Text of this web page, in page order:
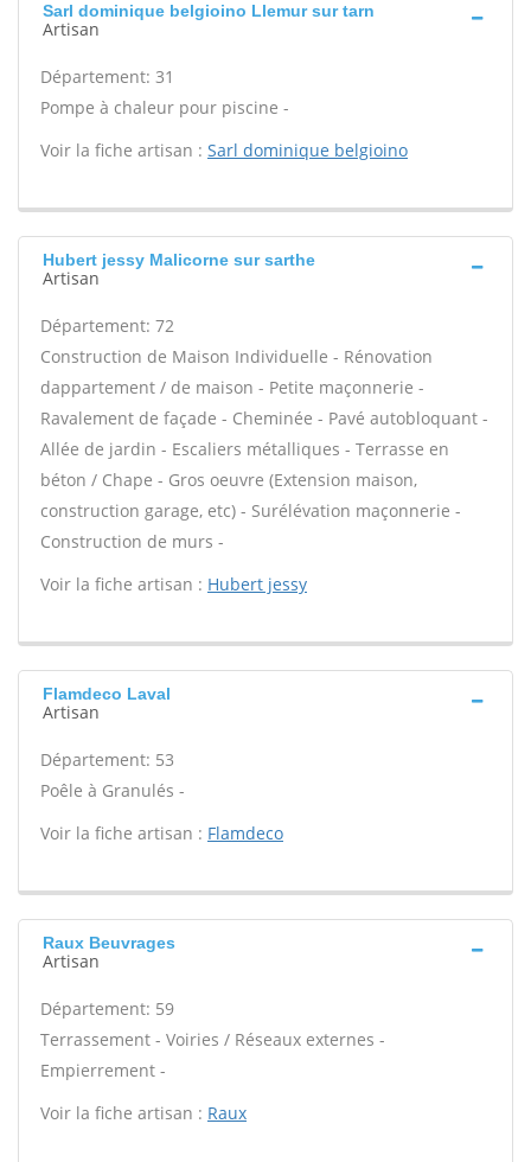
Sarl dominique belgioino Llemur sur tarn
Artisan
Département: 31
Pompe à chaleur pour piscine -
Voir la fiche artisan : Sarl dominique belgioino
Hubert jessy Malicorne sur sarthe
Artisan
Département: 72
Construction de Maison Individuelle - Rénovation
dappartement / de maison - Petite maçonnerie -
Ravalement de façade - Cheminée - Pavé autobloquant -
Allée de jardin - Escaliers métalliques - Terrasse en
béton / Chape - Gros oeuvre (Extension maison,
construction garage, etc) - Surélévation maçonnerie -
Construction de murs -
Voir la fiche artisan : Hubert jessy
Flamdeco Laval
Artisan
Département: 53
Poêle à Granulés -
Voir la fiche artisan : Flamdeco
Raux Beuvrages
Artisan
Département: 59
Terrassement - Voiries / Réseaux externes -
Empierrement -
Voir la fiche artisan : Raux